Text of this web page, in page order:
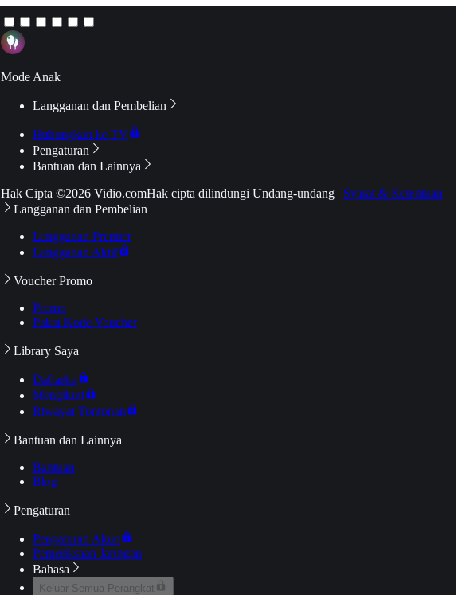
Mode Anak
Langganan dan Pembelian
Hubungkan ke TV
Pengaturan
Bantuan dan Lainnya
Hak Cipta ©2026 Vidio.comHak cipta dilindungi Undang-undang | Syarat & Ketentuan
Langganan dan Pembelian
Langganan Premier
Langganan Aktif
Voucher Promo
Promo
Pakai Kode Voucher
Library Saya
Daftarku
Mengikuti
Riwayat Tontonan
Bantuan dan Lainnya
Bantuan
Blog
Pengaturan
Pengaturan Akun
Pemeriksaan Jaringan
Bahasa
Keluar Semua Perangkat